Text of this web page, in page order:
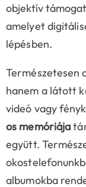
objektív
amelyet
lépésben.
Természetesen
hanem a látott
videó vagy
os memóriája
együtt.
albumokba